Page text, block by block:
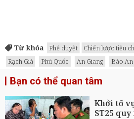
Từ khóa Phê duyệt Chiến lược tiêu
Rạch Giá
Phú Quốc An Giang Báo
Bạn có thể quan tâm
Khởi tố
ST25